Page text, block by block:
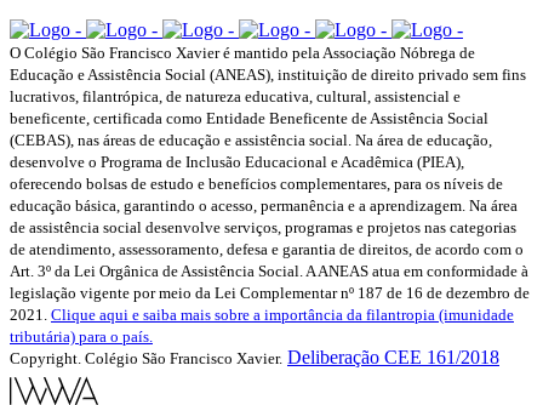
O Colégio São Francisco Xavier é mantido pela Associação Nóbrega de
Educação e Assistência Social (ANEAS), instituição de direito privado sem fins
lucrativos, filantrópica, de natureza educativa, cultural, assistencial e
beneficente, certificada como Entidade Beneficente de Assistência Social
(CEBAS), nas áreas de educação e assistência social. Na área de educação,
desenvolve o Programa de Inclusão Educacional e Acadêmica (PIEA),
oferecendo bolsas de estudo e benefícios complementares, para os níveis de
educação básica, garantindo o acesso, permanência e a aprendizagem. Na área
de assistência social desenvolve serviços, programas e projetos nas categorias
de atendimento, assessoramento, defesa e garantia de direitos, de acordo com o
Art. 3º da Lei Orgânica de Assistência Social. A ANEAS atua em conformidade à
legislação vigente por meio da Lei Complementar nº 187 de 16 de dezembro de
2021. Clique aqui e saiba mais sobre a importância da filantropia (imunidade
tributária) para o país.
Copyright. Colégio São Francisco Xavier. Deliberação CEE 161/2018